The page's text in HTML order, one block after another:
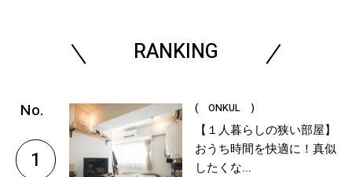
RANKING
1
( ONKUL )
【１人暮らしの狭い部屋】
おうち時間を快適に！真似
したくな...